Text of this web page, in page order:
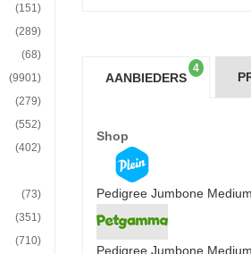
(151)
(289)
(68)
(9901)
(279)
(552)
(402)
(73)
(351)
(710)
AANBIEDERS
4
Shop
Pedigree Jumbone
Pedigree Jumbone